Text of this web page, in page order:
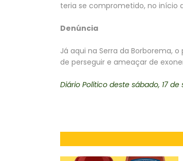
teria se comprometido, no início
Denúncia
Já aqui na Serra da Borborema,
de perseguir e ameaçar de
Diário Político deste sábado, 17